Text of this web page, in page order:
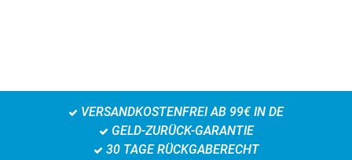
VERSANDKOSTENFREI AB 99€ IN DE
GELD-ZURÜCK-GARANTIE
30 TAGE RÜCKGABERECHT